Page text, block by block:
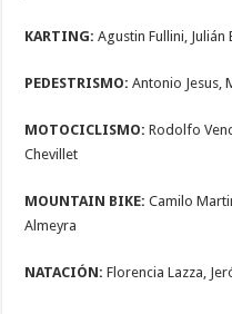
KARTING: Agustin Fullini,
PEDESTRISMO:Antonio Jesus,
MOTOCICLISMO: Rodolfo
Chevillet
MOUNTAIN BIKE:Camilo
Almeyra
NATACIÓN: Florencia Lazza,